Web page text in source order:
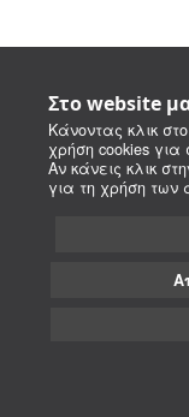
Στο website
Κάνοντας κλικ
χρήση cookies για
Αν κάνεις κλικ
για τη χρήση των